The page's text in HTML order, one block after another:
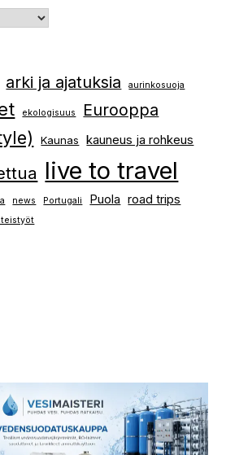
arki ja ajatuksia aurinkosuoja
ekologisuus Eurooppa
Kaunas kauneus ja rohkeus
live to travel
news Portugali Puola road trips